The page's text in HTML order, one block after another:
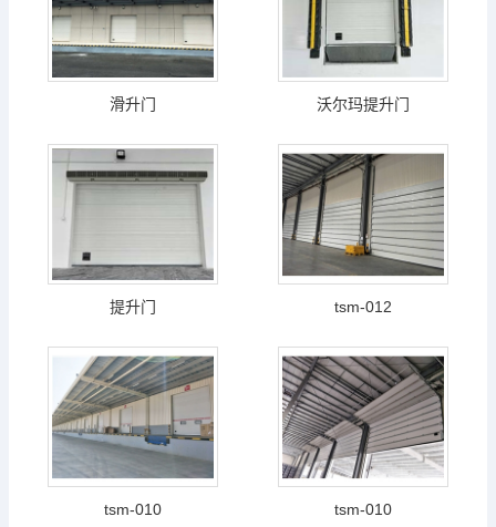
滑升门 沃尔玛提升门
提升门 tsm-012
tsm-010 tsm-010